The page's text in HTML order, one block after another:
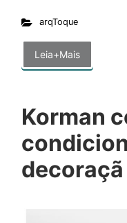
arqToque
Leia+Mais
Korman
decoraçã